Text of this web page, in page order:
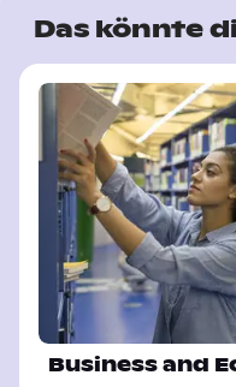
Das könnte
Business and